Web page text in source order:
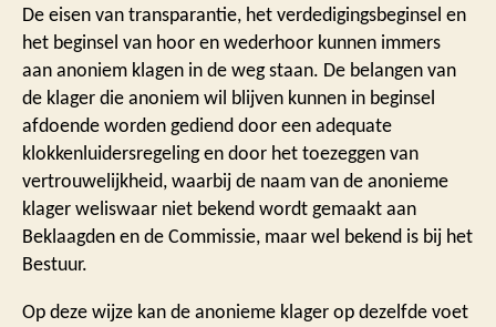
De eisen van transparantie, het verdedigingsbeginsel en
het beginsel van hoor en wederhoor kunnen immers
aan anoniem klagen in de weg staan. De belangen van
de klager die anoniem wil blijven kunnen in beginsel
afdoende worden gediend door een adequate
klokkenluidersregeling en door het toezeggen van
vertrouwelijkheid, waarbij de naam van de anonieme
klager weliswaar niet bekend wordt gemaakt aan
Beklaagden en de Commissie, maar wel bekend is bij het
Bestuur.
Op deze wijze kan de anonieme klager op dezelfde voet